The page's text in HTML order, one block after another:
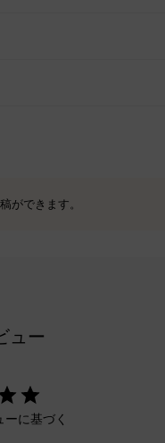
ができます。
ュー
に基づく